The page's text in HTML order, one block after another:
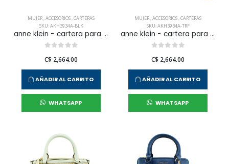
MUJER,ACCESORIOS,CARTERAS
SKU: AKH3934A-BLK
anne klein - cartera para mujer
C$ 2,664.00
AÑADIR AL CARRITO
WHATSAPP
MUJER,ACCESORIOS,CARTERAS
SKU: AKH3934A-TRF
anne klein - cartera para mujer
C$ 2,664.00
AÑADIR AL CARRITO
WHATSAPP